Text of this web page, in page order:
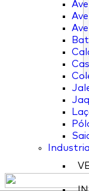
Industrial